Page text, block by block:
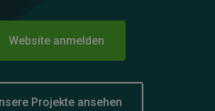
Website anmelden
Projekte ansehen